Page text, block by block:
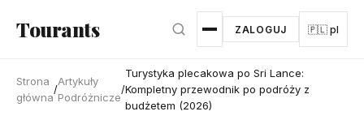
Tourants ZALOGUJ 🇵🇱 pl
Strona
główna
/
Artykuły
Podróżnicze
/
Turystyka plecakowa po Sri Lance:
Kompletny przewodnik po podróży z
budżetem (2026)